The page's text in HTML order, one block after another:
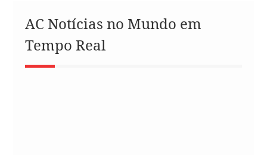
AC Notícias no Mundo em
Tempo Real